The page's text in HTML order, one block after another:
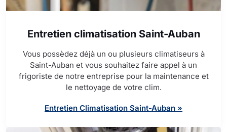
Entretien climatisation Saint-Auban
Vous possèdez déjà un ou plusieurs climatiseurs à
Saint-Auban et vous souhaitez faire appel à un
frigoriste de notre entreprise pour la maintenance et
le nettoyage de votre clim.
Entretien Climatisation Saint-Auban »